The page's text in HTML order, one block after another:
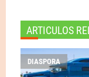
ARTICULOS
DIASPORA